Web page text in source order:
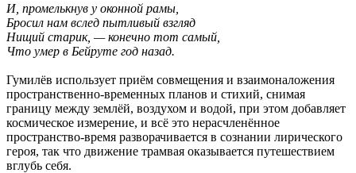
И, промелькнув у оконной рамы,
Бросил нам вслед пытливый взгляд
Нищий старик, — конечно тот самый,
Что умер в Бейруте год назад.
Гумилёв использует приём совмещения и взаимоналожения
пространственно-временных планов и стихий, снимая
границу между землёй, воздухом и водой, при этом добавляет
космическое измерение, и всё это нерасчленённое
пространство-время разворачивается в сознании лирического
героя, так что движение трамвая оказывается путешествием
вглубь себя.